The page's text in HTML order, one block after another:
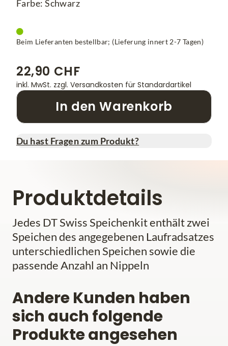
Farbe: Schwarz
Beim Lieferanten bestellbar; (Lieferung innert 2-7 Tagen)
22,90 CHF
inkl. MwSt. zzgl. Versandkosten für Standardartikel
In den Warenkorb
Du hast Fragen zum Produkt?
Produktdetails
Jedes DT Swiss Speichenkit enthält zwei
Speichen des angegebenen Laufradsatzes
unterschiedlichen Speichen sowie die
passende Anzahl an Nippeln
Andere Kunden haben
sich auch folgende
Produkte angesehen